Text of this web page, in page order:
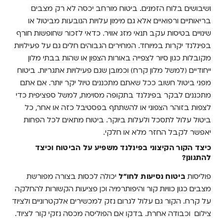
ושיבושים בלוח הזמנים. ביטוח מורחב יכסה לא רק מצבים
בריאותיים ורפואיים אלא גם מימון עלויות הנובעות מביטול או
שינויים בטיסות עקב תנאי מזג אוויר. כדאי לזכור שחופשות חורף
בפינלנד יקרות במיוחד. המחירים הגבוהים חלים גם על פעילויות
מקובלות כגון סיור לצפייה באורות הצפון או שהות בבתי מלון
ייחודיים (למשל מלון קרח) וכמובן שגם פעילויות אתגריות. ביטוח
מפני ביטול חשוב ככל שאתם מתכננים טיול יקר יותר. אם אתם
מתכננים לבקר בפינלנד בתקופה מסוימת, למשל ספציפית כדי
לצפות בזוהר הצפוני או להשתתף בפסטיבל כזה או אחר, כל
ביטול עלול לתסכל ולעלות ביוקר. ביטוח מתאים לכל הפחות
יאפשר לקבל החזר מלא או חלקי.
כיצד הקור הקיצוני בפינלנד משפיע על הביטוח וכיצד
להתגונן?
פוליסות ביטוח נסיעות לחו"ל יכולה לכסות בצורה מפורשת
מצבים כגון כוויות קור והיפותרמיה וכן פציעות הקשורות להחלקה
על קרח. הקור גם עלול לגרום נזק למכשירים אלקטרוניים ולציוד
צילום וכבודה אחרת. בדקו אם הפוליסה מכסה נזקי קור לציוד.